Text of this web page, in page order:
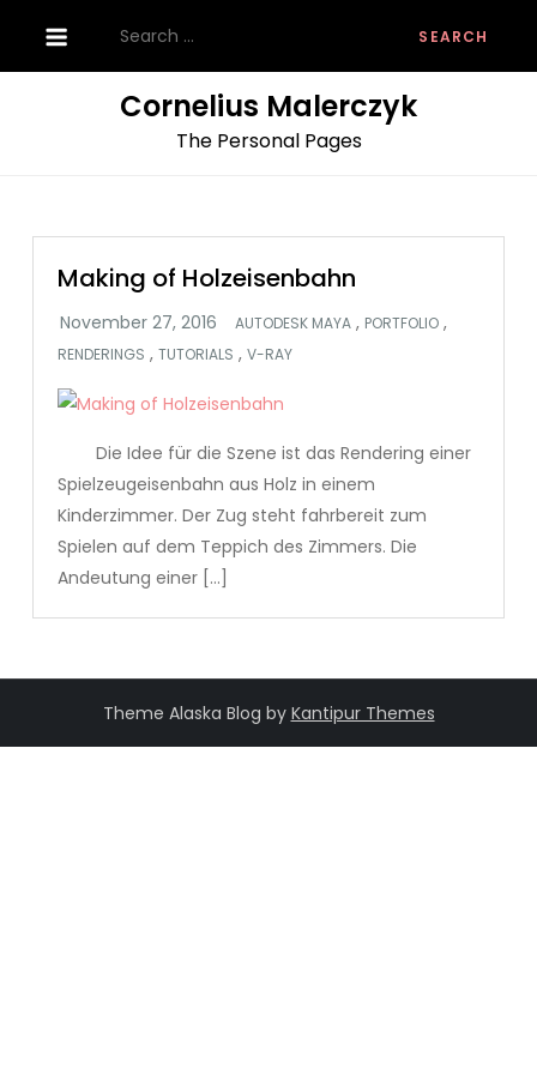
content
for:
Cornelius Malerczyk
The Personal Pages
Making of Holzeisenbahn
AUTODESK MAYA , PORTFOLIO ,
RENDERINGS ,TUTORIALS ,V-RAY
Die Idee für die Szene ist das Rendering einer
Spielzeugeisenbahn aus Holz in einem
Kinderzimmer. Der Zug steht fahrbereit zum
Spielen auf dem Teppich des Zimmers. Die
Andeutung einer […]
Theme Alaska Blog by Kantipur Themes